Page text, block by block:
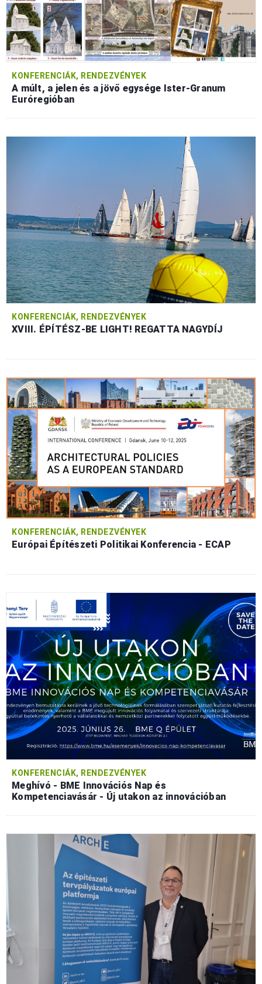
KONFERENCIÁK, RENDEZVÉNYEK
A múlt, a jelen és a jövő egysége Ister-Granum
Euróregióban
KONFERENCIÁK, RENDEZVÉNYEK
XVIII. ÉPÍTÉSZ-BE LIGHT! REGATTA NAGYDÍJ
KONFERENCIÁK, RENDEZVÉNYEK
Európai Építészeti Politikai Konferencia - ECAP
KONFERENCIÁK, RENDEZVÉNYEK
Meghívó - BME Innovációs Nap és
Kompetenciavásár - Új utakon az innovációban